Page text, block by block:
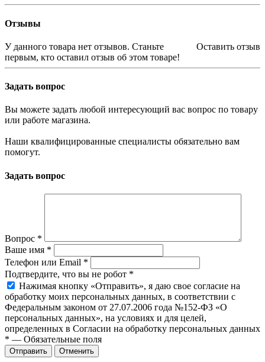
Отзывы
Оставить отзыв
У данного товара нет отзывов. Станьте
первым, кто оставил отзыв об этом товаре!
Задать вопрос
Вы можете задать любой интересующий вас вопрос по товару
или работе магазина.
Наши квалифицированные специалисты обязательно вам
помогут.
Задать вопрос
Вопрос *
Ваше имя *
Телефон или Email *
Подтвердите, что вы не робот *
Нажимая кнопку «Отправить», я даю свое согласие на
обработку моих персональных данных, в соответствии с
Федеральным законом от 27.07.2006 года №152-ФЗ «О
персональных данных», на условиях и для целей,
определенных в Согласии на обработку персональных данных
* — Обязательные поля
Отправить Отменить